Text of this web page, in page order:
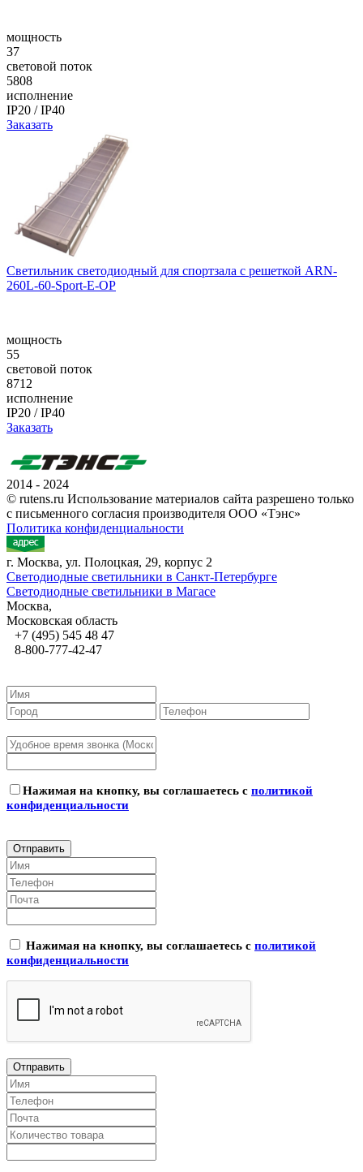
мощность
37
световой поток
5808
исполнение
IP20 / IP40
Заказать
Светильник светодиодный для спортзала с решеткой ARN-
260L-60-Sport-E-ОР
мощность
55
световой поток
8712
исполнение
IP20 / IP40
Заказать
2014 - 2024
© rutens.ru Использование материалов сайта разрешено только
с письменного согласия производителя ООО «Тэнс»
Политика конфиденциальности
г. Москва, ул. Полоцкая, 29, корпус 2
Светодиодные светильники в Санкт-Петербурге
Светодиодные светильники в Магасе
Москва,
Московская область
+7 (495) 545 48 47
8-800-777-42-47
Нажимая на кнопку, вы соглашаетесь с политикой
конфиденциальности
Нажимая на кнопку, вы соглашаетесь с политикой
конфиденциальности